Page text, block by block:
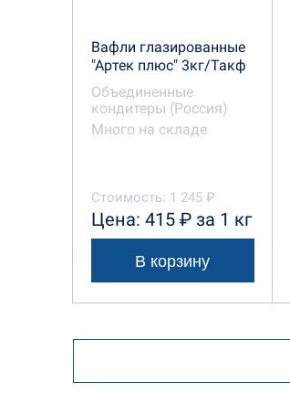
Вафли глазированные
"Артек плюс" 3кг/Такф
Объединенные
кондитеры (Россия)
Много на складе
Стоимость: 1 245 ₽
Цена: 415 ₽ за 1 кг
В корзину